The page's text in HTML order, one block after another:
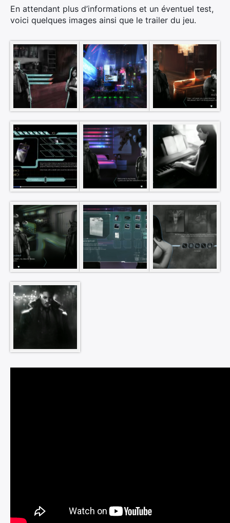
En attendant plus d’informations et un éventuel test,
voici quelques images ainsi que le trailer du jeu.